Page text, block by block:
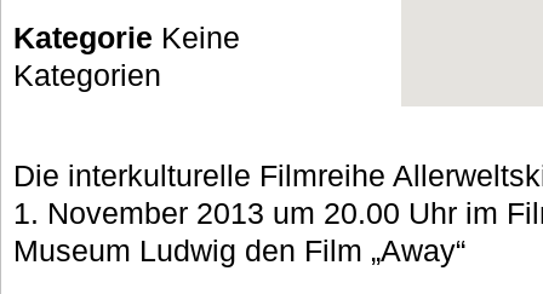
Kategorie Keine
Kategorien
Die interkulturelle Filmreihe
1. November 2013 um 20.00 Uhr im
Museum Ludwig den Film „Away“